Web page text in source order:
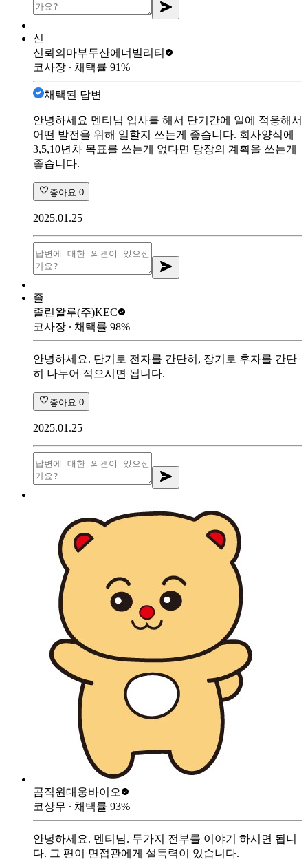
신
신뢰의마부두산에너빌리티
코사장 ∙ 채택률 91%
채택된 답변
안녕하세요 멘티님 입사를 해서 단기간에 일에 적응해서
어떤 발전을 위해 일할지 쓰는게 좋습니다. 회사양식에
3,5,10년차 목표를 쓰는게 없다면 당장의 계획을 쓰는게
좋습니다.
좋아요 0
2025.01.25
졸
졸린왈루(주)KEC
코사장 ∙ 채택률 98%
안녕하세요. 단기로 전자를 간단히, 장기로 후자를 간단
히 나누어 적으시면 됩니다.
좋아요 0
2025.01.25
곰직원대웅바이오
코상무 ∙ 채택률 93%
안녕하세요. 멘티님. 두가지 전부를 이야기 하시면 됩니
다. 그 편이 면접관에게 설득력이 있습니다.